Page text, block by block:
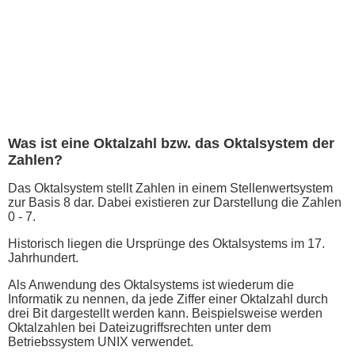
Was ist eine Oktalzahl bzw. das Oktalsystem der
Zahlen?
Das Oktalsystem stellt Zahlen in einem Stellenwertsystem
zur Basis 8 dar. Dabei existieren zur Darstellung die Zahlen
0 - 7.
Historisch liegen die Ursprünge des Oktalsystems im 17.
Jahrhundert.
Als Anwendung des Oktalsystems ist wiederum die
Informatik zu nennen, da jede Ziffer einer Oktalzahl durch
drei Bit dargestellt werden kann. Beispielsweise werden
Oktalzahlen bei Dateizugriffsrechten unter dem
Betriebssystem UNIX verwendet.